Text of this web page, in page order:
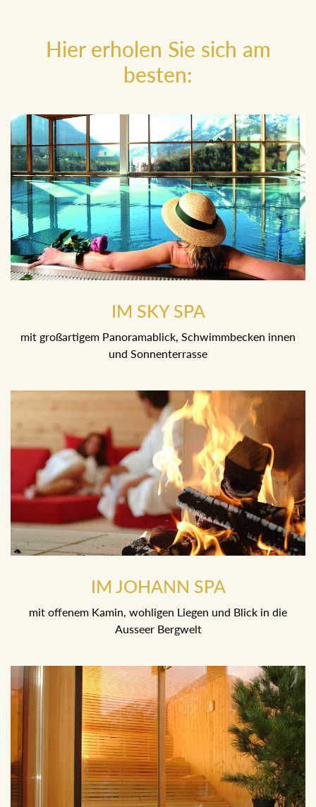
Hier erholen Sie sich am
besten:
IM SKY SPA
und Sonnenterrasse
IM JOHANN SPA
Ausseer Bergwelt